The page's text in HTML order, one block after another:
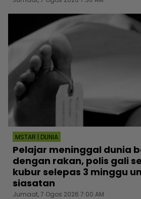
MSTAR | DUNIA
Pelajar meninggal dunia
dengan rakan, polis gali
kubur selepas 3 minggu
siasatan
Jumaat, 7 Ogos 2026 7:00 AM